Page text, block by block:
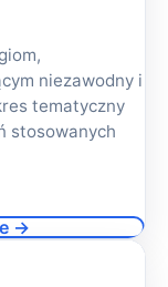
niezawodny i
tematyczny
stosowanych
→